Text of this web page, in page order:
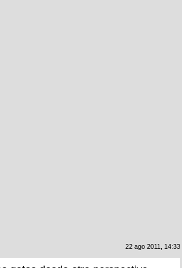
22 ago 2011, 14:33